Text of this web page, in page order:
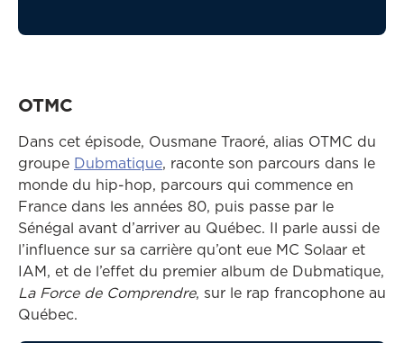
OTMC
Dans cet épisode, Ousmane Traoré, alias OTMC du
groupe DubmatiqueCe lien ouvrira dans une autre
, raconte son parcours dans le
monde du hip-hop, parcours qui commence en
France dans les années 80, puis passe par le
Sénégal avant d’arriver au Québec. Il parle aussi de
l’influence sur sa carrière qu’ont eue MC Solaar et
IAM, et de l’effet du premier album de Dubmatique,
La Force de Comprendre, sur le rap francophone au
Québec.